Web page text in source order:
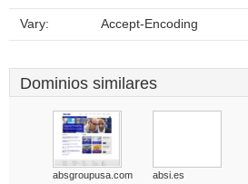
Vary: Accept-Encoding
Dominios similares
absgroupusa.com absi.es